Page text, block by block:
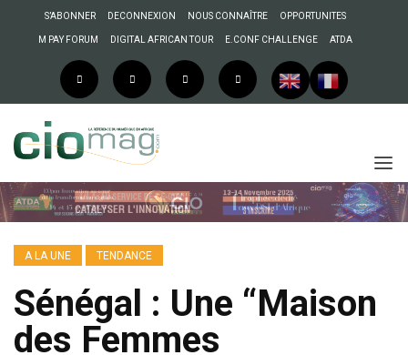
S’ABONNER DECONNEXION NOUS CONNAÎTRE OPPORTUNITES
M PAY FORUM DIGITAL AFRICAN TOUR E.CONF CHALLENGE ATDA
A LA UNE TENDANCE
Sénégal : Une “Maison
des Femmes